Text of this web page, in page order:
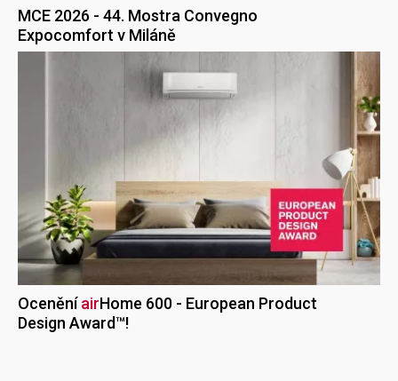
MCE 2026 - 44. Mostra Convegno
Expocomfort v Miláně
OceněníairHome 600 - European Product
Design Award™!